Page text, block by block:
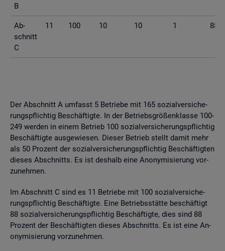
B
Ab­
schnitt
C
11 100 10 10 1 88
Der Ab­schnitt A um­fasst 5 Be­trie­be mit 165 so­zi­al­ver­si­che­
rungs­pflich­tig Be­schäf­tig­te. In der Be­triebs­grö­ßen­klas­se 100-
249 wer­den in einem Be­trieb 100 so­zi­al­ver­si­che­rungs­pflich­tig
Be­schäf­tig­te aus­ge­wie­sen. Die­ser Be­trieb stellt damit mehr
als 50 Pro­zent der so­zi­al­ver­si­che­rungs­pflich­tig Be­schäf­tig­ten
die­ses Ab­schnitts. Es ist des­halb eine An­ony­mi­sie­rung vor­
zu­neh­men.
Im Ab­schnitt C sind es 11 Be­trie­be mit 100 so­zi­al­ver­si­che­
rungs­pflich­tig Be­schäf­tig­te. Eine Be­triebs­stät­te be­schäf­tigt
88 so­zi­al­ver­si­che­rungs­pflich­tig Be­schäf­tig­te, dies sind 88
Pro­zent der Be­schäf­tig­ten die­ses Ab­schnitts. Es ist eine An­
ony­mi­sie­rung vor­zu­neh­men.